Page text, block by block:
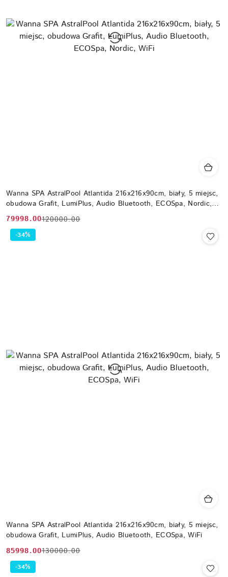
Wanna SPA AstralPool Atlantida 216x216x90cm, biały, 5 miejsc,
obudowa Grafit, LumiPlus, Audio Bluetooth, ECOSpa, Nordic,
WiFi
Cena
promocyjna:
79998.00
Cena
przed
120000.00
Wanna SPA AstralPool Atlantida 216x216x90cm, biały, 5 miejsc,
obudowa Grafit, LumiPlus, Audio Bluetooth, ECOSpa, WiFi
Cena
promocyjna:
85998.00
Cena
przed
130000.00
-34%
-34%